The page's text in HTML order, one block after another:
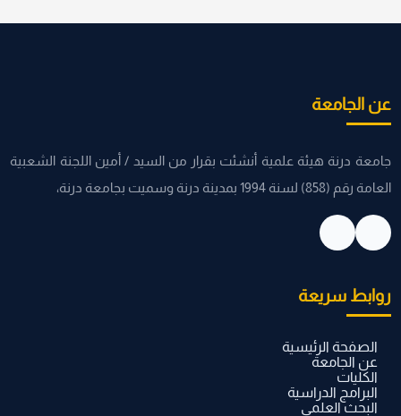
عن الجامعة
جامعة درنة هيئة علمية أنشئت بقرار من السيد / أمين اللجنة الشعبية
العامة رقم (858) لسنة 1994 بمدينة درنة وسميت بجامعة درنة،
روابط سريعة
الصفحة الرئيسية
عن الجامعة
الكليات
البرامج الدراسية
البحث العلمي